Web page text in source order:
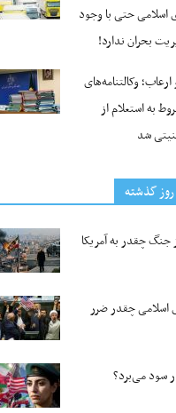
اسلامی حتی با وجود
بحران ندارد!
وکالتنامه‌های
به استعلام از
شد
جنگ چقدر به آمریکا
اسلامی چقدر ضرر
سود می‌برد؟